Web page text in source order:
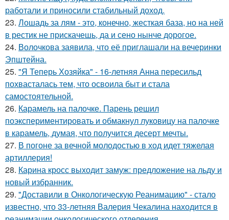
работали и приносили стабильный доход.
23. Лошадь за лям - это, конечно, жесткая база, но на ней
в рестик не прискачешь, да и сено нынче дорогое.
24. Волочкова заявила, что её приглашали на вечеринки
Эпштейна.
25. "Я Теперь Хозяйка" - 16-летняя Анна пересильд
похвасталась тем, что освоила быт и стала
самостоятельной.
26. Карамель на палочке. Парень решил
поэкспериментировать и обмакнул луковицу на палочке
в карамель, думая, что получится десерт мечты.
27. В погоне за вечной молодостью в ход идет тяжелая
артиллерия!
28. Карина кросс выходит замуж: предложение на льду и
новый избранник.
29. "Доставили в Онкологическую Реанимацию" - стало
известно, что 33-летняя Валерия Чекалина находится в